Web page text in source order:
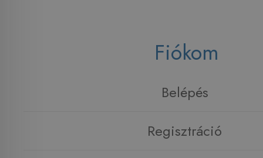
Fiókom
Belépés
Regisztráció